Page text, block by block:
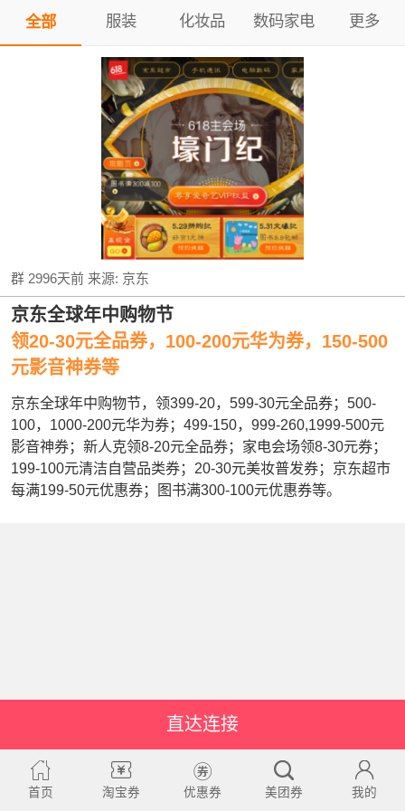
全部 服装 化妆品 数码家电 更多
群 2996天前来源: 京东
京东全球年中购物节
领20-30元全品券，100-200元华为券，150-500
元影音神券等
京东全球年中购物节，领399-20，599-30元全品券；500-
100，1000-200元华为券；499-150，999-260,1999-500元
影音神券；新人克领8-20元全品券；家电会场领8-30元券；
199-100元清洁自营品类券；20-30元美妆普发券；京东超市
每满199-50元优惠券；图书满300-100元优惠券等。
直达连接
首页 淘宝券 优惠券 美团券 我的